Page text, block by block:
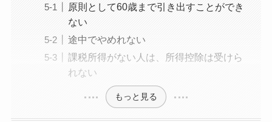
原則として60歳まで引き出すことができ
ない
途中でやめれない
課税所得がない人は、所得控除は受けら
れない
もっと見る